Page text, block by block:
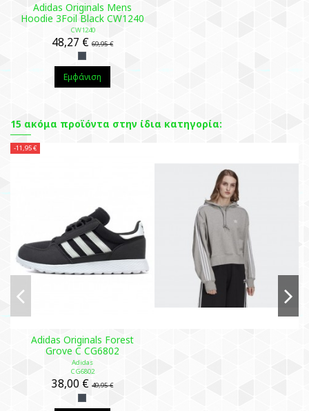
Adidas Originals Mens
Hoodie 3Foil Black CW1240
CW1240
48,27 € 69,95 €
Εμφάνιση
15 ακόμα προϊόντα στην ίδια κατηγορία:
-11,95 €
Adidas Originals Forest
Grove C CG6802
Adidas
CG6802
38,00 € 49,95 €